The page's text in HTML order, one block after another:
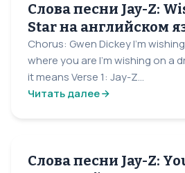
Слова песни Jay-Z:
Star на английском
Chorus: Gwen Dickey I'm
where you are I'm wishing on a
it means Verse 1: Jay-Z...
Читать далее
Слова песни Jay-Z: